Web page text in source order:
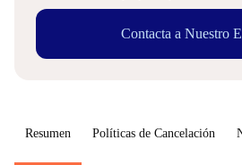
Contacta a Nuestro
Resumen Políticas de Cancelación